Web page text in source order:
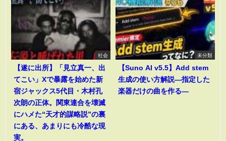
社会
【遂に出所】「見立真一、出
てこい」Xで暴露を始めた新
宿ジャックス5代目・木村孔
次朗の正体。関東連合を壊滅
にハメた“天才的謀略説”の裏
にある、あまりにも冷酷な現
実。
未分類
【Suno AI v5.5】Add stem
生成の使い方解説―指定した
楽器だけの曲を作る―